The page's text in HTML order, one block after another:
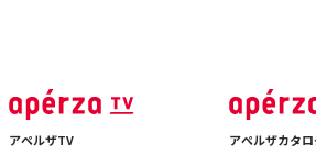
アペルザTV アペルザカタ